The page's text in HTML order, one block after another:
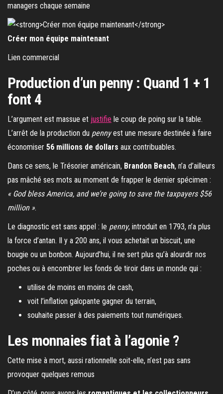
managers chaque semaine
Créer mon équipe maintenant
Lien commercial
Production d’un penny : Quand 1 + 1
font 4
L’argument est massue et justifie le coup de poing sur la table.
L’arrêt de la production du pennyest une mesure destinée à faire
économiser 56 millions de dollars aux contribuables.
Dans ce sens, le Trésorier américain, Brandon Beach, n’a d’ailleurs
pas mâché ses mots au moment de frapper le dernier spécimen :
« God bless America, and we’re going to save the taxpayers $56
million ».
Le diagnostic est sans appel : le penny, introduit en 1793, n’a plus
la force d’antan. Il y a 200 ans, il vous achetait un biscuit, une
bougie ou un bonbon. Aujourd’hui, il ne sert plus qu’à alourdir nos
poches ou à encombrer les fonds de tiroir dans un monde qui :
utilise de moins en moins de cash,
voit l’inflation galopante gagner du terrain,
souhaite passer à des paiements tout numériques.
Les monnaies fiat à l’agonie ?
Cette mise à mort, aussi rationnelle soit-elle, n’est pas sans
provoquer quelques remous